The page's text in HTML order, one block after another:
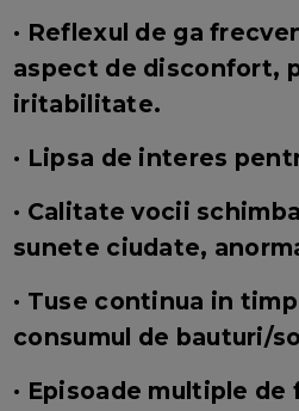
· Reflexul de ga
aspect de disconfort,
iritabilitate.
· Lipsa de interes
· Calitate vocii
sunete ciudate,
· Tuse continua in
consumul de bauturi/
· Episoade multiple de